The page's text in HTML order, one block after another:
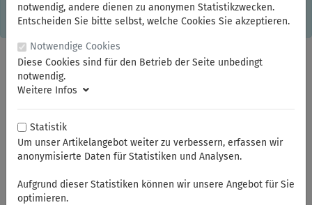
Online-Shops eingeschränkt. Sind Sie damit nicht
einverstanden, klicken Sie bitte hier.
notwendig, andere dienen zu anonymen Statistikzwecken.
Entscheiden Sie bitte selbst, welche Cookies Sie akzeptieren.
Notwendige Cookies
Diese Cookies sind für den Betrieb der Seite unbedingt
notwendig.
Weitere Infos
Statistik
Um unser Artikelangebot weiter zu verbessern, erfassen wir
anonymisierte Daten für Statistiken und Analysen.
Aufgrund dieser Statistiken können wir unsere Angebot für Sie
optimieren.